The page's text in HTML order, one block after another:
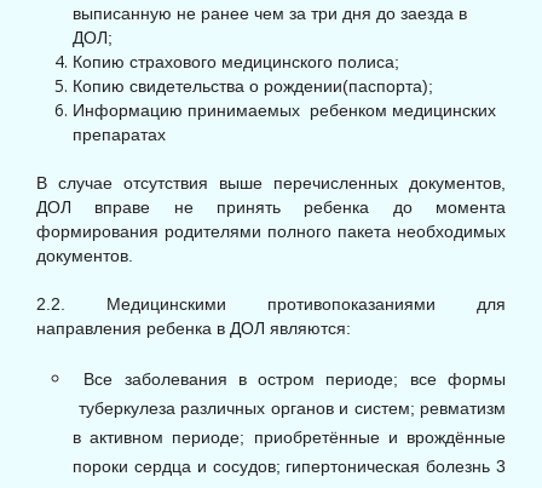
выписанную не ранее чем за три дня до заезда в
ДОЛ;
Копию страхового медицинского полиса;
Копию свидетельства о рождении(паспорта);
Информацию принимаемых ребенком медицинских
препаратах
В случае отсутствия выше перечисленных документов,
ДОЛ вправе не принять ребенка до момента
формирования родителями полного пакета необходимых
документов.
2.2. Медицинскими противопоказаниями для
направления ребенка в ДОЛ являются:
Все заболевания в остром периоде; все формы
туберкулеза различных органов и систем; ревматизм
в активном периоде; приобретённые и врождённые
пороки сердца и сосудов; гипертоническая болезнь 3